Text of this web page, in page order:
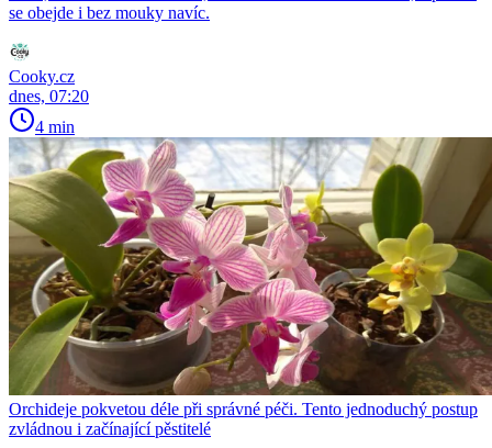
se obejde i bez mouky navíc.
Cooky.cz
dnes, 07:20
4 min
Orchideje pokvetou déle při správné péči. Tento jednoduchý postup
zvládnou i začínající pěstitelé